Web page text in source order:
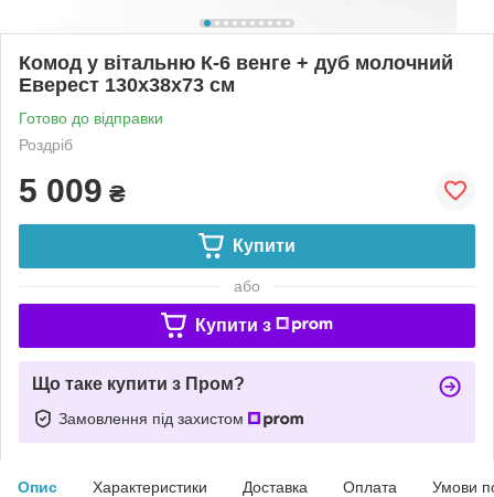
Комод у вітальню К-6 венге + дуб молочний
Еверест 130х38х73 см
Готово до відправки
Роздріб
5 009 ₴
Купити
або
Купити з
Що таке купити з Пром?
Замовлення під захистом
Опис Характеристики Доставка Оплата Умови